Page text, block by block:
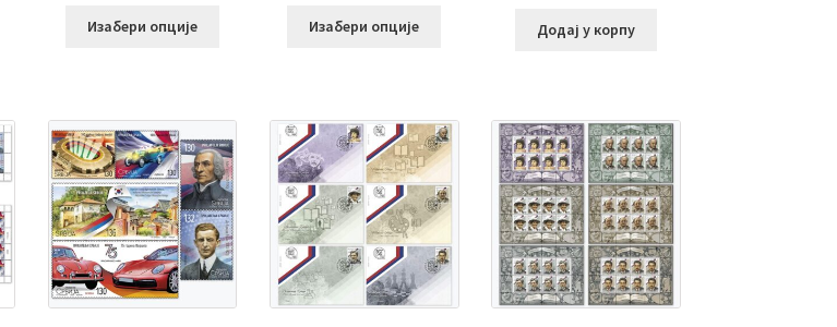
Изабери опције Изабери опције Додај у корпу